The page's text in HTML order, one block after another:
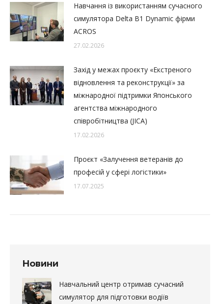
Навчання із використанням сучасного
симулятора Delta B1 Dynamic фірми
ACROS
27.02.2026
Захід у межах проєкту «Екстреного
відновлення та реконструкції» за
міжнародної підтримки Японського
агентства міжнародного
співробітництва (JICA)
17.02.2026
Проєкт «Залучення ветеранів до
професій у сфері логістики»
17.07.2025
Новини
Навчальний центр отримав сучасний
симулятор для підготовки водіїв